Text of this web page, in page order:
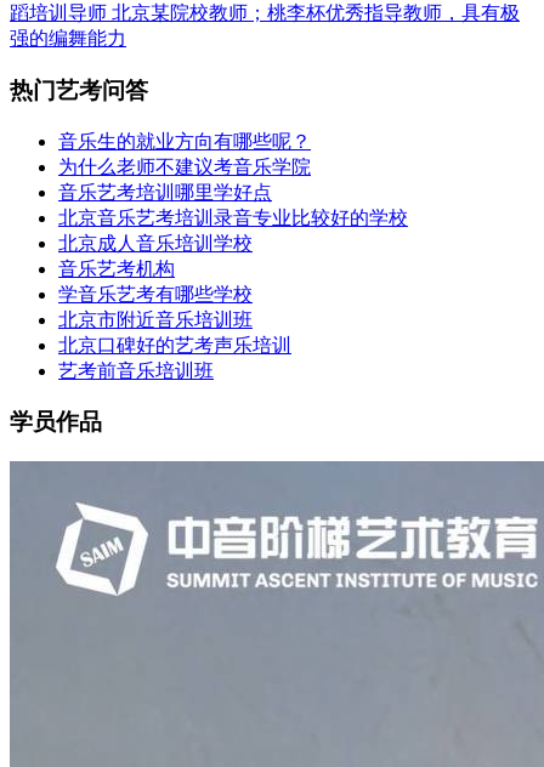
蹈培训导师 北京某院校教师；桃李杯优秀指导教师，具有极
强的编舞能力
热门艺考问答
音乐生的就业方向有哪些呢？
为什么老师不建议考音乐学院
音乐艺考培训哪里学好点
北京音乐艺考培训录音专业比较好的学校
北京成人音乐培训学校
音乐艺考机构
学音乐艺考有哪些学校
北京市附近音乐培训班
北京口碑好的艺考声乐培训
艺考前音乐培训班
学员作品